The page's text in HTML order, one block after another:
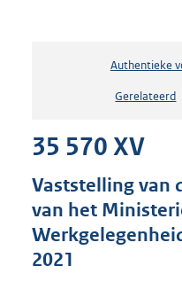
Authentieke
Gerelateerd
35 570 XV
Vaststelling van
van het
2021